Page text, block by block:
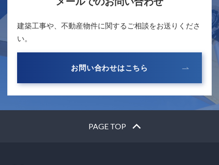
建築工事や、不動産物件に関するご相談をお送りくださ
い。
お問い合わせはこちら
PAGE TOP